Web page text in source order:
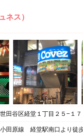
ネス）
田谷区経堂１丁目２５−１